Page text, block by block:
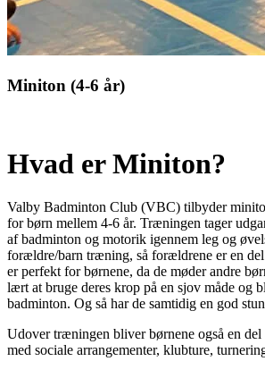
Miniton (4-6 år)
Hvad er Miniton?
Valby Badminton Club (VBC) tilbyder
for børn mellem 4-6 år. Træningen tager
af badminton og motorik igennem leg og
forældre/barn træning, så forældrene er en
er perfekt for børnene, da de møder andre
lært at bruge deres krop på en sjov måde og
badminton. Og så har de samtidig en god
Udover træningen bliver børnene også en
med sociale arrangementer, klubture,